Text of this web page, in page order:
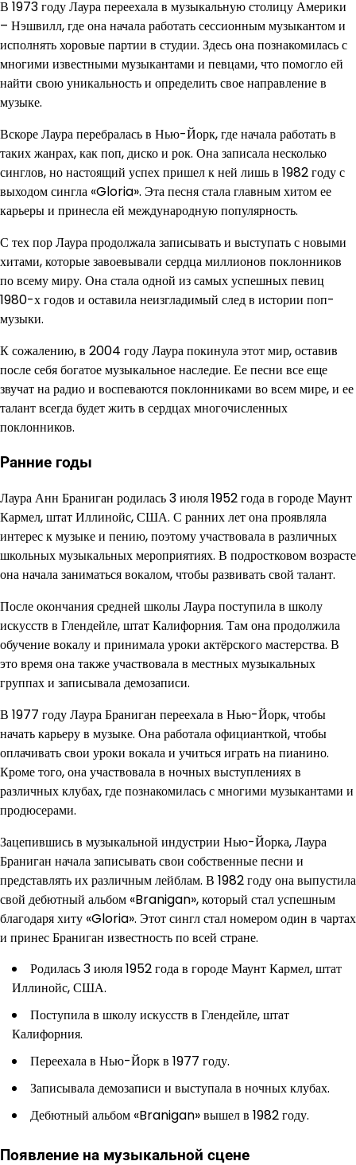
В 1973 году Лаура переехала в музыкальную столицу Америки
– Нэшвилл, где она начала работать сессионным музыкантом и
исполнять хоровые партии в студии. Здесь она познакомилась с
многими известными музыкантами и певцами, что помогло ей
найти свою уникальность и определить свое направление в
музыке.
Вскоре Лаура перебралась в Нью-Йорк, где начала работать в
таких жанрах, как поп, диско и рок. Она записала несколько
синглов, но настоящий успех пришел к ней лишь в 1982 году с
выходом сингла «Gloria». Эта песня стала главным хитом ее
карьеры и принесла ей международную популярность.
С тех пор Лаура продолжала записывать и выступать с новыми
хитами, которые завоевывали сердца миллионов поклонников
по всему миру. Она стала одной из самых успешных певиц
1980-х годов и оставила неизгладимый след в истории поп-
музыки.
К сожалению, в 2004 году Лаура покинула этот мир, оставив
после себя богатое музыкальное наследие. Ее песни все еще
звучат на радио и воспеваются поклонниками во всем мире, и ее
талант всегда будет жить в сердцах многочисленных
поклонников.
Ранние годы
Лаура Анн Браниган родилась 3 июля 1952 года в городе Маунт
Кармел, штат Иллинойс, США. С ранних лет она проявляла
интерес к музыке и пению, поэтому участвовала в различных
школьных музыкальных мероприятиях. В подростковом возрасте
она начала заниматься вокалом, чтобы развивать свой талант.
После окончания средней школы Лаура поступила в школу
искусств в Глендейле, штат Калифорния. Там она продолжила
обучение вокалу и принимала уроки актёрского мастерства. В
это время она также участвовала в местных музыкальных
группах и записывала демозаписи.
В 1977 году Лаура Браниган переехала в Нью-Йорк, чтобы
начать карьеру в музыке. Она работала официанткой, чтобы
оплачивать свои уроки вокала и учиться играть на пианино.
Кроме того, она участвовала в ночных выступлениях в
различных клубах, где познакомилась с многими музыкантами и
продюсерами.
Зацепившись в музыкальной индустрии Нью-Йорка, Лаура
Браниган начала записывать свои собственные песни и
представлять их различным лейблам. В 1982 году она выпустила
свой дебютный альбом «Branigan», который стал успешным
благодаря хиту «Gloria». Этот сингл стал номером один в чартах
и принес Браниган известность по всей стране.
Родилась 3 июля 1952 года в городе Маунт Кармел, штат
Иллинойс, США.
Поступила в школу искусств в Глендейле, штат
Калифорния.
Переехала в Нью-Йорк в 1977 году.
Записывала демозаписи и выступала в ночных клубах.
Дебютный альбом «Branigan» вышел в 1982 году.
Появление на музыкальной сцене